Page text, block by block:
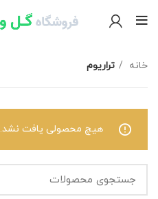
خانه تراریوم
هیچ محصولی یافت نشد.